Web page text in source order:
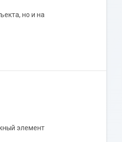
но и на
элемент